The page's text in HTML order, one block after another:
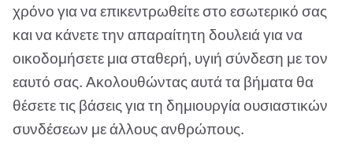
χρόνο για να επικεντρωθείτε στο εσωτερικό σας
και να κάνετε την απαραίτητη δουλειά για να
οικοδομήσετε μια σταθερή, υγιή σύνδεση με τον
εαυτό σας. Ακολουθώντας αυτά τα βήματα θα
θέσετε τις βάσεις για τη δημιουργία ουσιαστικών
συνδέσεων με άλλους ανθρώπους.